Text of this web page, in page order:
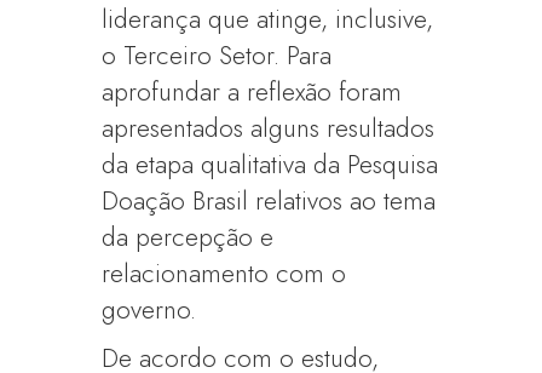
liderança que atinge, inclusive,
o Terceiro Setor. Para
aprofundar a reflexão foram
apresentados alguns resultados
da etapa qualitativa da Pesquisa
Doação Brasil relativos ao tema
da percepção e
relacionamento com o
governo.
De acordo com o estudo,